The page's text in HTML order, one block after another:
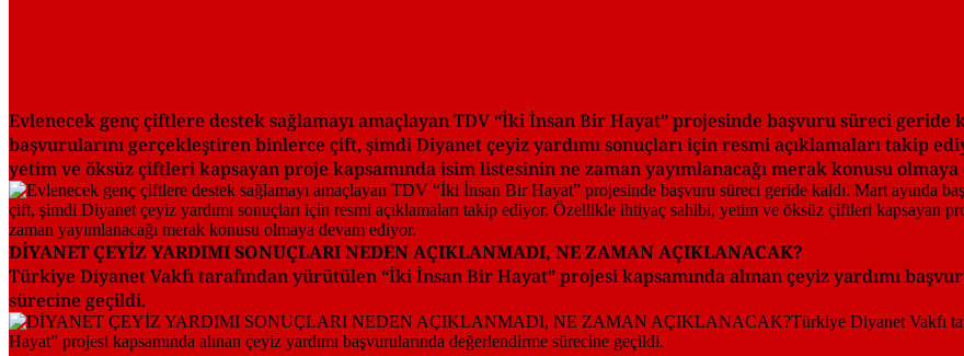
Evlenecek genç çiftlere destek sağlamayı amaçlayan TDV “İki İnsan Bir Hayat” projesinde başvuru süreci geride
başvurularını gerçekleştiren binlerce çift, şimdi Diyanet çeyiz yardımı sonuçları için resmi açıklamaları takip
yetim ve öksüz çiftleri kapsayan proje kapsamında isim listesinin ne zaman yayımlanacağı merak konusu
DİYANET ÇEYİZ YARDIMI SONUÇLARI NEDEN AÇIKLANMADI, NE ZAMAN AÇIKLANACAK?
Türkiye Diyanet Vakfı tarafından yürütülen “İki İnsan Bir Hayat” projesi kapsamında alınan çeyiz yardımı
sürecine geçildi.